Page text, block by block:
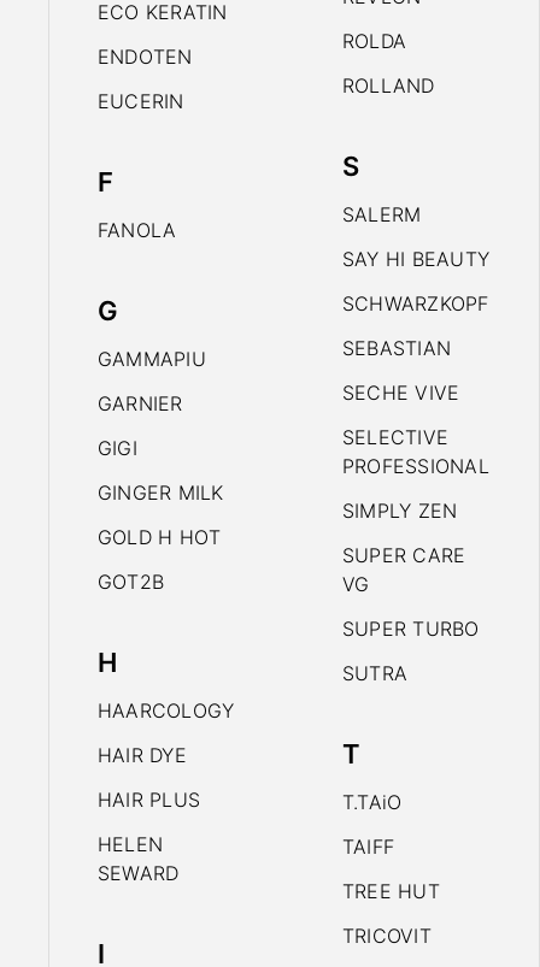
ECO KERATIN
ENDOTEN
EUCERIN
F
FANOLA
G
GAMMAPIU
GARNIER
GIGI
GINGER MILK
GOLD H HOT
GOT2B
H
HAARCOLOGY
HAIR DYE
HAIR PLUS
HELEN
SEWARD
I
ROLDA
ROLLAND
S
SALERM
SAY HI BEAUTY
SCHWARZKOPF
SEBASTIAN
SECHE VIVE
SELECTIVE
PROFESSIONAL
SIMPLY ZEN
SUPER CARE
VG
SUPER TURBO
SUTRA
T
T.TAiO
TAIFF
TREE HUT
TRICOVIT